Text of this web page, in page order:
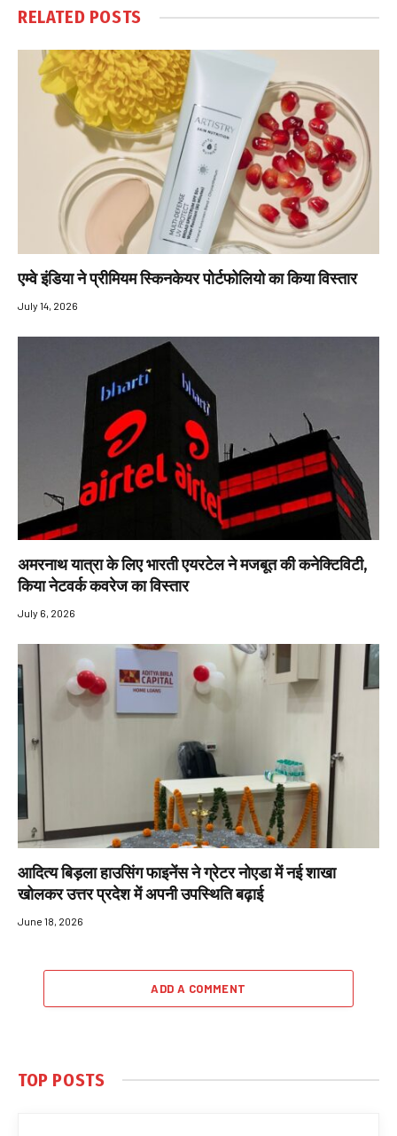
RELATED POSTS
एम्‍वे इंडिया ने प्रीमियम स्किनकेयर पोर्टफोलियो का किया विस्तार
July 14, 2026
अमरनाथ यात्रा के लिए भारती एयरटेल ने मजबूत की कनेक्टिविटी,
किया नेटवर्क कवरेज का विस्तार
July 6, 2026
आदित्य बिड़ला हाउसिंग फाइनेंस ने ग्रेटर नोएडा में नई शाखा
खोलकर उत्तर प्रदेश में अपनी उपस्थिति बढ़ाई
June 18, 2026
ADD A COMMENT
TOP POSTS